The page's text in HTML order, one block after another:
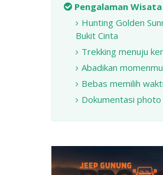
Pengalaman
Hunting Golden
Bukit Cinta
Trekking menuju
Abadikan
Bebas memilih
Dokumentasi